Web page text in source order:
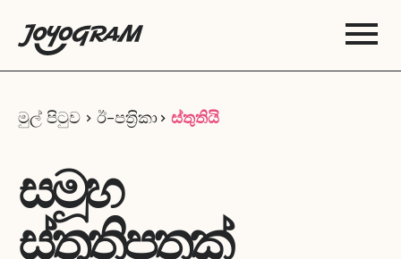
මුල් පිටුව ඊ-පත‍්‍රිකා ස්තුතියි
සමූහ
ස්තූතිපතක්